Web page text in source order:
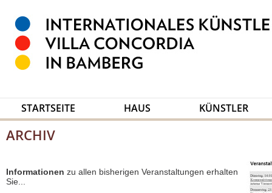
STARTSEITE HAUS KÜNSTLER
ARCHIV
Informationen zu allen bisherigen Veranstaltungen erhalten
Sie...